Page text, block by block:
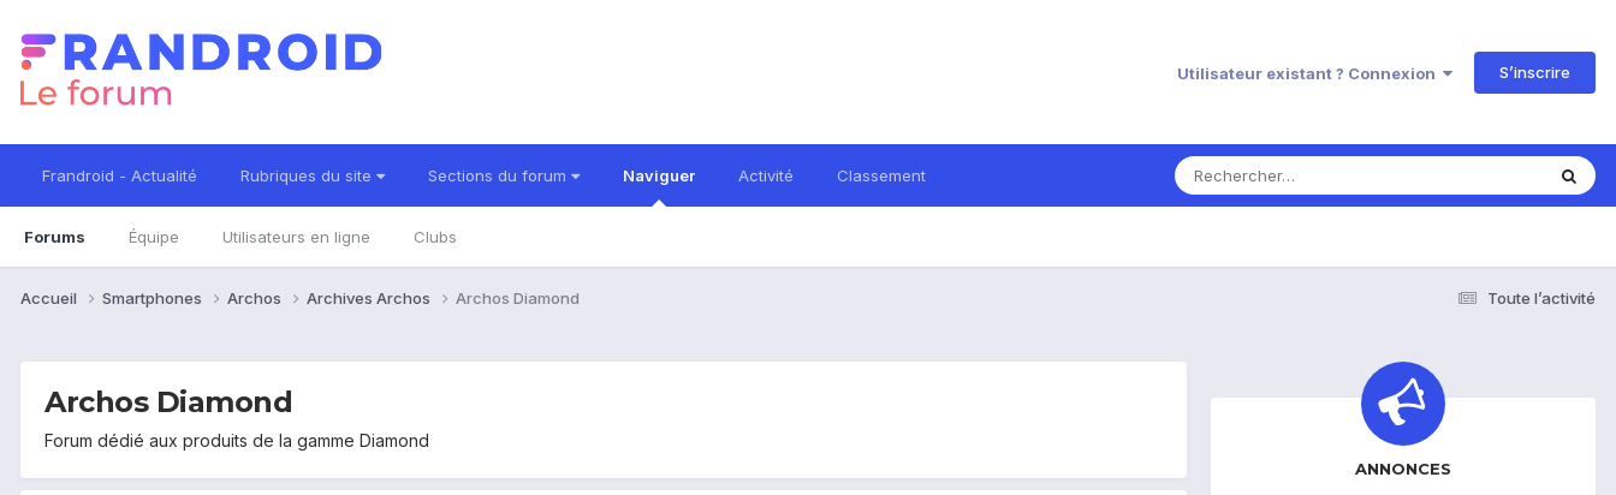
Utilisateur existant ? Connexion S’inscrire
Frandroid - Actualité Rubriques du site Sections du forum Naviguer
Forums Équipe Utilisateurs en ligne Clubs
Activité Classement
Toute l’activité
Accueil Smartphones Archos Archives Archos Archos Diamond
Archos Diamond
Forum dédié aux produits de la gamme Diamond
ANNONCES